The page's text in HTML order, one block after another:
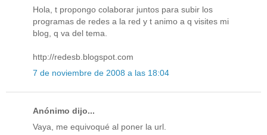
Hola, t propongo colaborar juntos para subir los
programas de redes a la red y t animo a q visites mi
blog, q va del tema.
http://redesb.blogspot.com
7 de noviembre de 2008 a las 18:04
Anónimo dijo...
Vaya, me equivoqué al poner la url.